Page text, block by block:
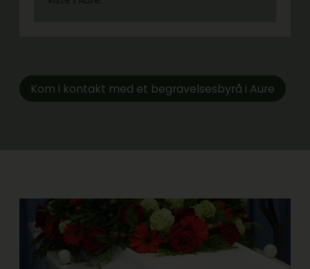
Kom i kontakt med et begravelsesbyrå i Aure